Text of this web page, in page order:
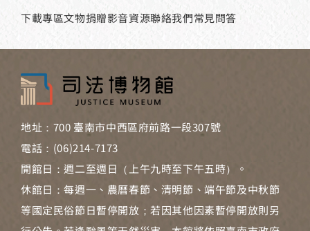
下載專區文物捐贈影音資源聯絡我們常見問答
地址：700 臺南市中西區府前路一段307號
電話：(06)214-7173
開館日：週二至週日（上午九時至下午五時）。
休館日：每週一、農曆春節、清明節、端午節及中秋節
等國定民俗節日暫停開放；若因其他因素暫停開放則另